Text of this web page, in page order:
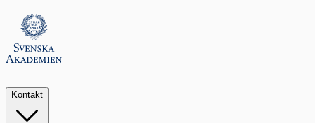
Kontakt